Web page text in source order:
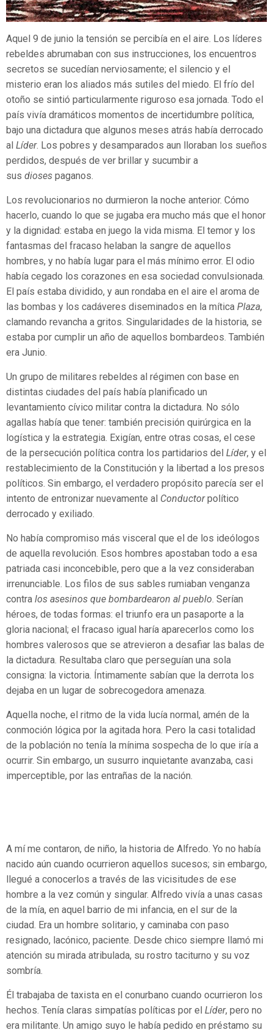
Aquel 9 de junio la tensión se percibía en el aire. Los líderes
rebeldes abrumaban con sus instrucciones, los encuentros
secretos se sucedían nerviosamente; el silencio y el
misterio eran los aliados más sutiles del miedo. El frío del
otoño se sintió particularmente riguroso esa jornada. Todo el
país vivía dramáticos momentos de incertidumbre política,
bajo una dictadura que algunos meses atrás había derrocado
al Líder. Los pobres y desamparados aun lloraban los sueños
perdidos, después de ver brillar y sucumbir a
sus dioses paganos.
Los revolucionarios no durmieron la noche anterior. Cómo
hacerlo, cuando lo que se jugaba era mucho más que el honor
y la dignidad: estaba en juego la vida misma. El temor y los
fantasmas del fracaso helaban la sangre de aquellos
hombres, y no había lugar para el más mínimo error. El odio
había cegado los corazones en esa sociedad convulsionada.
El país estaba dividido, y aun rondaba en el aire el aroma de
las bombas y los cadáveres diseminados en la mítica Plaza,
clamando revancha a gritos. Singularidades de la historia, se
estaba por cumplir un año de aquellos bombardeos. También
era Junio.
Un grupo de militares rebeldes al régimen con base en
distintas ciudades del país había planificado un
levantamiento cívico militar contra la dictadura. No sólo
agallas había que tener: también precisión quirúrgica en la
logística y la estrategia. Exigían, entre otras cosas, el cese
de la persecución política contra los partidarios del Líder, y el
restablecimiento de la Constitución y la libertad a los presos
políticos. Sin embargo, el verdadero propósito parecía ser el
intento de entronizar nuevamente al Conductorpolítico
derrocado y exiliado.
No había compromiso más visceral que el de los ideólogos
de aquella revolución. Esos hombres apostaban todo a esa
patriada casi inconcebible, pero que a la vez consideraban
irrenunciable. Los filos de sus sables rumiaban venganza
contra los asesinos que bombardearon al pueblo. Serían
héroes, de todas formas: el triunfo era un pasaporte a la
gloria nacional; el fracaso igual haría aparecerlos como los
hombres valerosos que se atrevieron a desafiar las balas de
la dictadura. Resultaba claro que perseguían una sola
consigna: la victoria. Íntimamente sabían que la derrota los
dejaba en un lugar de sobrecogedora amenaza.
Aquella noche, el ritmo de la vida lucía normal, amén de la
conmoción lógica por la agitada hora. Pero la casi totalidad
de la población no tenía la mínima sospecha de lo que iría a
ocurrir. Sin embargo, un susurro inquietante avanzaba, casi
imperceptible, por las entrañas de la nación.
A mí me contaron, de niño, la historia de Alfredo. Yo no había
nacido aún cuando ocurrieron aquellos sucesos; sin embargo,
llegué a conocerlos a través de las vicisitudes de ese
hombre a la vez común y singular. Alfredo vivía a unas casas
de la mía, en aquel barrio de mi infancia, en el sur de la
ciudad. Era un hombre solitario, y caminaba con paso
resignado, lacónico, paciente. Desde chico siempre llamó mi
atención su mirada atribulada, su rostro taciturno y su voz
sombría.
Él trabajaba de taxista en el conurbano cuando ocurrieron los
hechos. Tenía claras simpatías políticas por el Líder, pero no
era militante. Un amigo suyo le había pedido en préstamo su